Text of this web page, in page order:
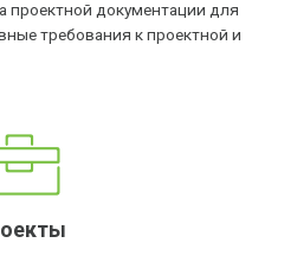
проектной документации для
требования к проектной и